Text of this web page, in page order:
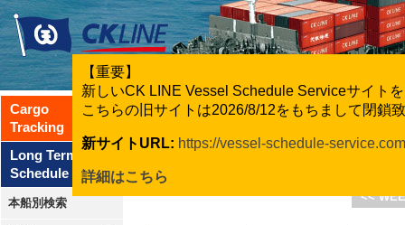
【重要】
新しいCK LINE Vessel Schedule Serviceサイト
こちらの旧サイトは2026/8/12をもちまして閉鎖
新サイトURL: https://vessel-schedule-
詳細はこちら
Cargo
Tracking
Long Term
Schedule
本船別検索
CK
<<